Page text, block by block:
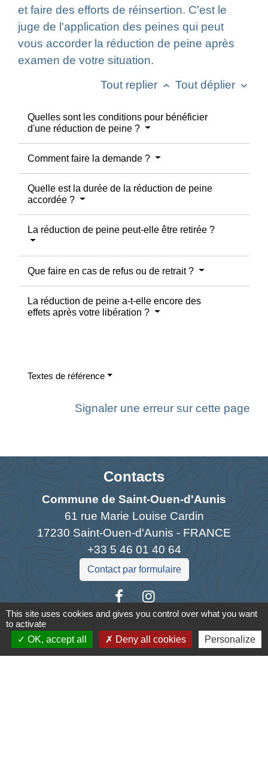
et faire des efforts de réinsertion. C'est le
juge de l'application des peines qui peut
vous accorder la réduction de peine après
examen de votre situation.
Tout replier keyboard_arrow_up Tout déplier keyboard_arrow_down
Quelles sont les conditions pour bénéficier
d'une réduction de peine ?
Comment faire la demande ?
Quelle est la durée de la réduction de peine
accordée ?
La réduction de peine peut-elle être retirée ?
Que faire en cas de refus ou de retrait ?
La réduction de peine a-t-elle encore des
effets après votre libération ?
Textes de référence
Signaler une erreur sur cette page
Contacts
Commune de Saint-Ouen-d'Aunis
61 rue Marie Louise Cardin
17230 Saint-Ouen-d'Aunis - FRANCE
+33 5 46 01 40 64
Contact par formulaire
Liens
This site uses cookies and gives you control over what you want
to activate
OK, accept all
Deny all cookies Personalize